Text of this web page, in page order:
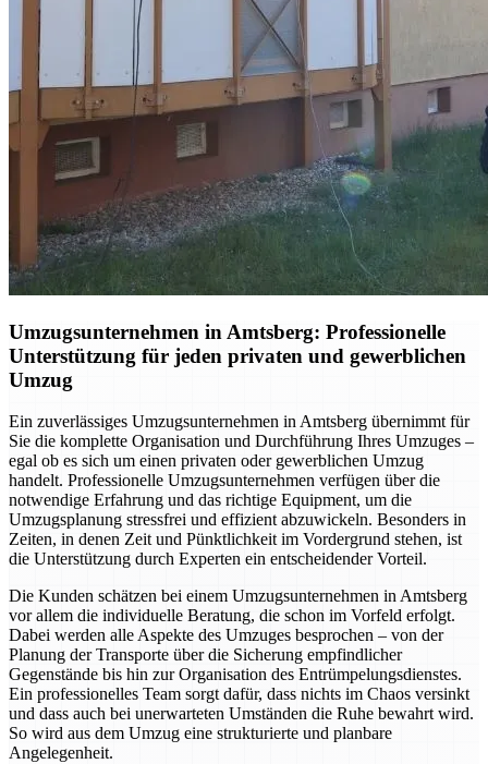
Umzugsunternehmen in Amtsberg: Professionelle
Unterstützung für jeden privaten und gewerblichen
Umzug
Ein zuverlässiges Umzugsunternehmen in Amtsberg übernimmt für
Sie die komplette Organisation und Durchführung Ihres Umzuges –
egal ob es sich um einen privaten oder gewerblichen Umzug
handelt. Professionelle Umzugsunternehmen verfügen über die
notwendige Erfahrung und das richtige Equipment, um die
Umzugsplanung stressfrei und effizient abzuwickeln. Besonders in
Zeiten, in denen Zeit und Pünktlichkeit im Vordergrund stehen, ist
die Unterstützung durch Experten ein entscheidender Vorteil.
Die Kunden schätzen bei einem Umzugsunternehmen in Amtsberg
vor allem die individuelle Beratung, die schon im Vorfeld erfolgt.
Dabei werden alle Aspekte des Umzuges besprochen – von der
Planung der Transporte über die Sicherung empfindlicher
Gegenstände bis hin zur Organisation des Entrümpelungsdienstes.
Ein professionelles Team sorgt dafür, dass nichts im Chaos versinkt
und dass auch bei unerwarteten Umständen die Ruhe bewahrt wird.
So wird aus dem Umzug eine strukturierte und planbare
Angelegenheit.